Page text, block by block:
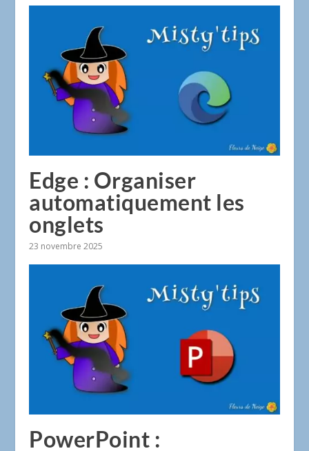
Edge : Organiser
automatiquement les
onglets
23 novembre 2025
PowerPoint :